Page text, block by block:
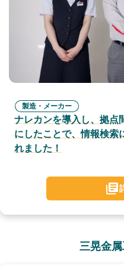
製造・メーカー
ナレカンを導入し、拠点
にしたことで、情報検索
れました！
三晃金